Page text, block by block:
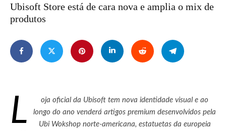
Ubisoft Store está de cara nova e amplia o mix de
produtos
L
oja oficial da Ubisoft tem nova identidade visual e ao
longo do ano venderá artigos premium desenvolvidos pela
Ubi Wokshop norte-americana, estatuetas da europeia